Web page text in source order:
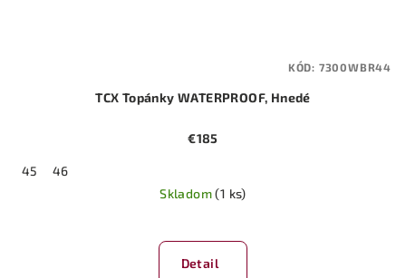
TCX Topánky WATERPROOF, Hnedé
€185
45
46
Skladom(1 ks)
Detail
KÓD: 7300WBR44